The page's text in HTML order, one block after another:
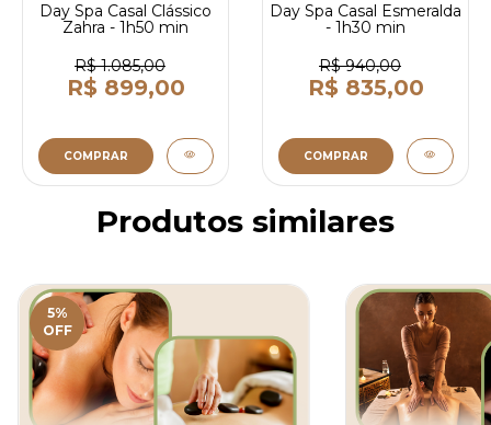
Day Spa Casal Clássico
Zahra - 1h50 min
R$ 1.085,00
R$ 899,00
COMPRAR
Day Spa Casal Esmeralda
- 1h30 min
R$ 940,00
R$ 835,00
COMPRAR
Produtos similares
5%
OFF